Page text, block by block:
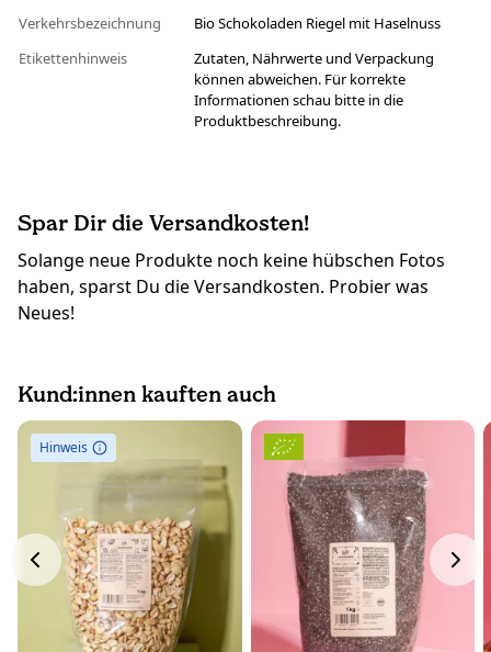
Verkehrsbezeichnung
Bio Schokoladen Riegel mit Haselnuss
Etikettenhinweis
Zutaten, Nährwerte und Verpackung
können abweichen. Für korrekte
Informationen schau bitte in die
Produktbeschreibung.
Spar Dir die Versandkosten!
Solange neue Produkte noch keine hübschen Fotos
haben, sparst Du die Versandkosten. Probier was
Neues!
Kund:innen kauften auch
Hinweis